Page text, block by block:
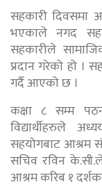
सहकारी दिवसमा
भएकाले नगद
सहकारीले
प्रदान गरेको हो ।
गर्दै आएको छ ।
कक्षा ८ सम्म
विद्यार्थीहरुले
सहयोगबाट आश्रम
सचिव रविन
आश्रम करिब १